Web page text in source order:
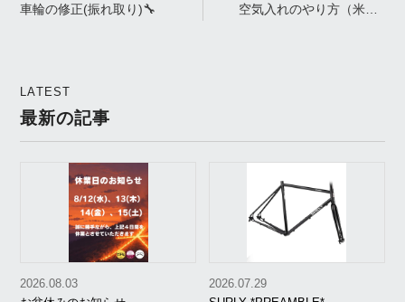
車輪の修正(振れ取り)🔧
空気入れのやり方（米式
LATEST
最新の記事
2026.08.03 2026.07.29